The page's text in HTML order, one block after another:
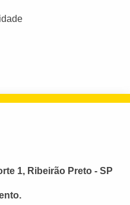
1, Ribeirão Preto - SP